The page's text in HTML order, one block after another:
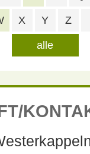
alle
X Y Z